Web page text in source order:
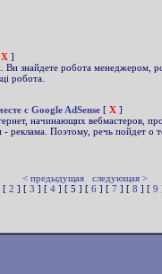
X ]
знайдете робота менеджером,
робота.
с Google AdSense [ X ]
начинающих вебмастеров,
- реклама. Поэтому, речь пойдет о
< предыдущая
следующая >
[2 ] [3 ] [4 ] [ 5 ] [6 ] [7 ] [8 ] [9